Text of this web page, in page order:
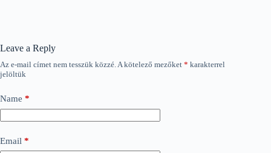
Leave a Reply
Az e-mail címet nem tesszük közzé.A kötelező mezőket * karakterrel
jelöltük
Name *
Email *